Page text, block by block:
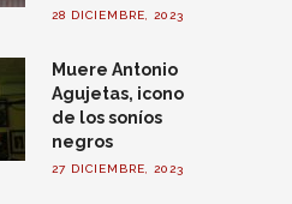
28 DICIEMBRE, 2023
Muere Antonio
Agujetas, icono
de los soníos
negros
27 DICIEMBRE, 2023